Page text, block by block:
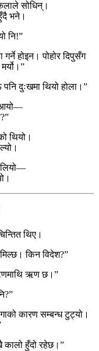
सोधिन्।
भने।
नि!”
होइन। पोहोर दिपुसँग
दुःखमा थियो होला।”
आयो—
थियो।
थिए।
किन विदेश?”
ऋण छ।”
कारण सम्बन्ध टुट्यो।
कालो हुँदो रहेछ।”